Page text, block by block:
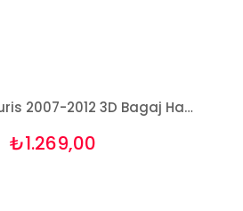
Toyota Auris 2007-2012 3D Bagaj Havuzu Rizline
₺1.269,00